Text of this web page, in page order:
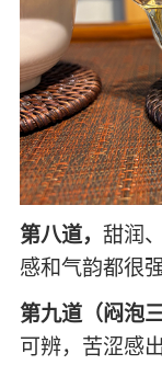
第八道， 甜润
感和气韵都很强
第九道（闷泡
可辨，苦涩感